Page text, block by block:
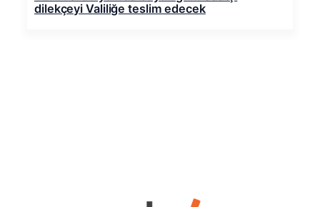
dilekçeyi Valiliğe teslim edecek